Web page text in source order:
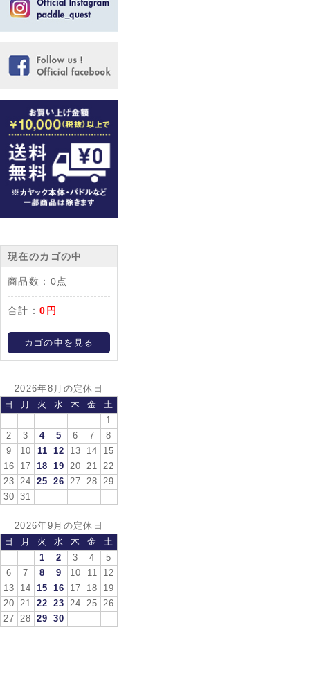
現在のカゴの中
商品数： 0点
合計：0円
カゴの中を見る
2026年8月の定休日
日
月 火 水 木 金
土
1
2
3 4 5 6 7
8
9
10 11 12 13 14
15
16
17 18 19 20 21
22
23
24 25 26 27 28
29
30
31
2026年9月の定休日
日
月 火 水 木 金
土
1
2 3 4
5
6
7 8 9 10 11
12
13
14 15 16 17 18
19
20
21 22 23 24 25
26
27
28 29 30